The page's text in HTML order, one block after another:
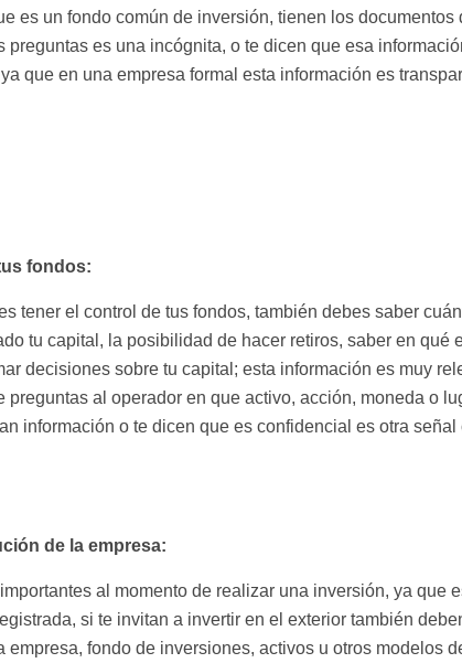
es un fondo común de inversión, tienen los documentos
preguntas es una incógnita, o te dicen que esa
que en una empresa formal esta información es
fondos:
tener el control de tus fondos, también debes saber
tu capital, la posibilidad de hacer retiros, saber en qué
decisiones sobre tu capital; esta información es muy
preguntas al operador en que activo, acción, moneda o
información o te dicen que es confidencial es otra
de la empresa:
al momento de realizar una inversión, ya que
si te invitan a invertir en el exterior también
fondo de inversiones, activos u otros modelos